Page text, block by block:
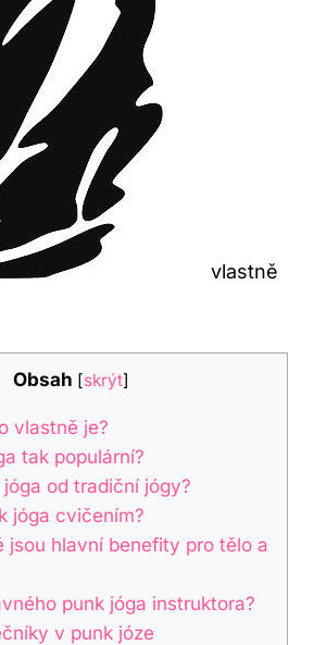
vlastně
Obsah [skrýt]
vlastně je?
tak populární?
od tradiční jógy?
jóga cvičením?
jsou hlavní⁣ benefity pro tělo a⁣
punk jóga instruktora?
v punk ​józe